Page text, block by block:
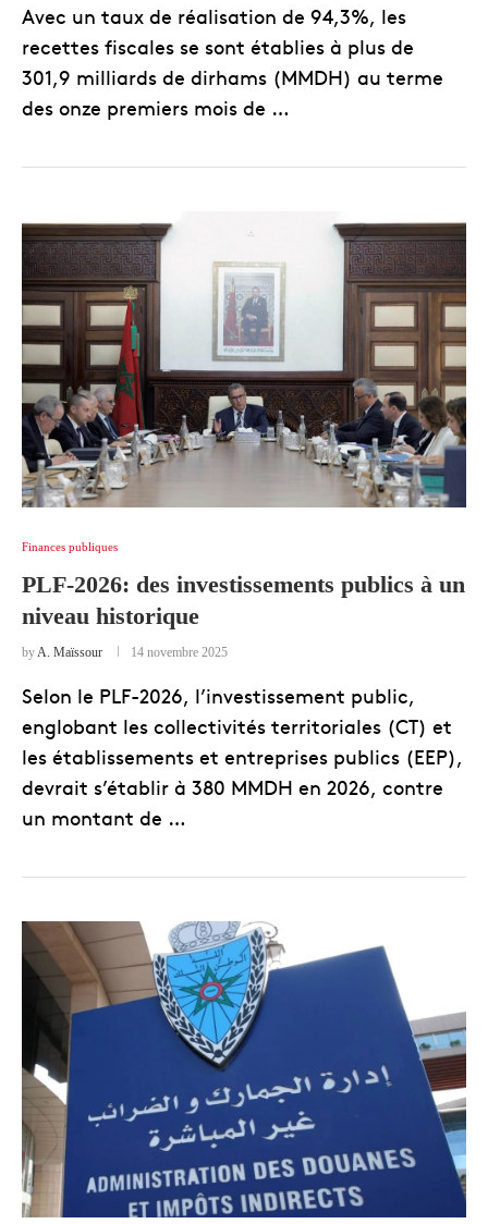
Avec un taux de réalisation de 94,3%, les
recettes fiscales se sont établies à plus de
301,9 milliards de dirhams (MMDH) au terme
des onze premiers mois de …
Finances publiques
PLF-2026: des investissements publics à un
niveau historique
byA. Maïssour 14 novembre 2025
Selon le PLF-2026, l’investissement public,
englobant les collectivités territoriales (CT) et
les établissements et entreprises publics (EEP),
devrait s’établir à 380 MMDH en 2026, contre
un montant de …